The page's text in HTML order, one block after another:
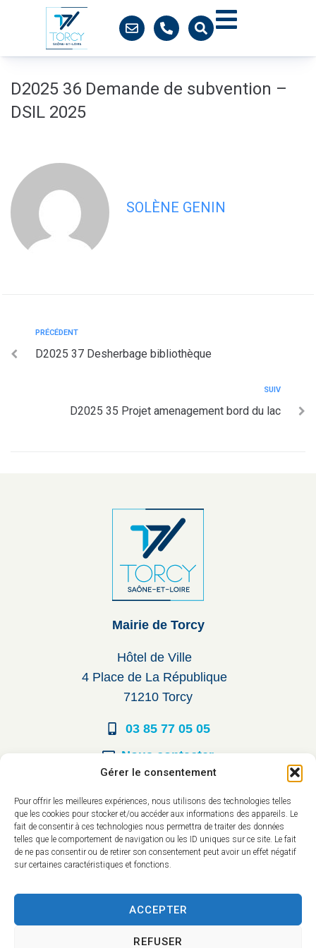
Gérer le consentement
Pour offrir les meilleures expériences, nous utilisons des technologies telles
que les cookies pour stocker et/ou accéder aux informations des appareils. Le
fait de consentir à ces technologies nous permettra de traiter des données
telles que le comportement de navigation ou les ID uniques sur ce site. Le fait
de ne pas consentir ou de retirer son consentement peut avoir un effet négatif
sur certaines caractéristiques et fonctions.
ACCEPTER
REFUSER
D2025 36 Demande de subvention –
DSIL 2025
SOLÈNE GENIN
PRÉCÉDENT
D2025 37 Desherbage bibliothèque
SUIV
D2025 35 Projet amenagement bord du lac
Mairie de Torcy
Hôtel de Ville
4 Place de La République
71210 Torcy
03 85 77 05 05
Nous contacter
Du lundi au vendredi :
8h30 à 12h00